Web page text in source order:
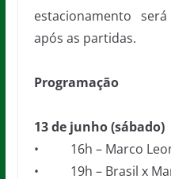
estacionamento
após as partidas.
Programação
13 de junho (sábado)
• 16h – Marco
• 19h – Brasil x